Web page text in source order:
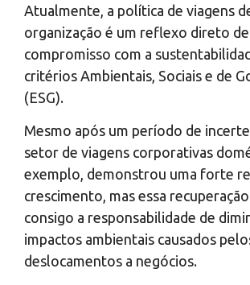
Atualmente, a política de viagens
organização é um reflexo direto de
compromisso com a
critérios Ambientais, Sociais e de
(ESG).
Mesmo após um período de
setor de viagens corporativas
exemplo, demonstrou uma forte
crescimento, mas essa
consigo a responsabilidade de
impactos ambientais causados
deslocamentos a negócios.